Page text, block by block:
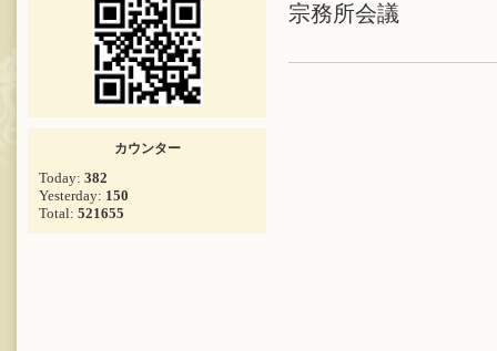
宗務所会議
カウンター
Today: 382
Yesterday: 150
Total: 521655